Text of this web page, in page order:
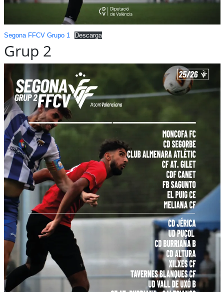
Segona FFCV Grupo 1 Descarga
Grup 2